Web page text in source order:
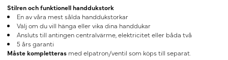
Stilren och funktionell handdukstork
En av våra mest sålda handdukstorkar
Välj om du vill hänga eller vika dina handdukar
Ansluts till antingen centralvärme, elektricitet eller båda två
5 års garanti
Måste kompletteras med elpatron/ventil som köps till separat.